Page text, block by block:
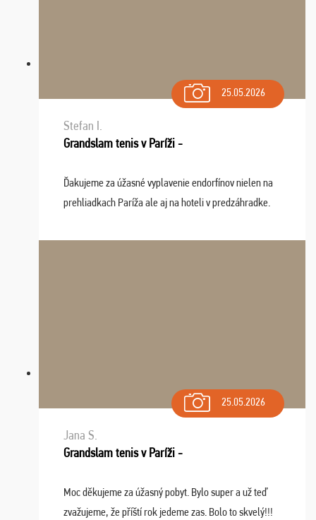
25.05.2026
Stefan I.
Grandslam tenis v Paríži -
Ďakujeme za úžasné vyplavenie endorfínov nielen na
prehliadkach Paríža ale aj na hoteli v predzáhradke.
spomínať a zväžujeme repete budúci rok : ...
25.05.2026
Jana S.
Grandslam tenis v Paríži -
Moc děkujeme za úžasný pobyt. Bylo super a už teď
zvažujeme, že příští rok jedeme zas. Bolo to skvelý!!!